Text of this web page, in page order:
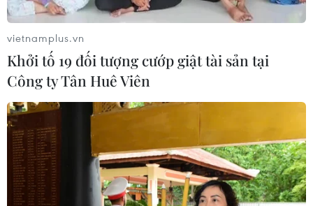
vietnamplus.vn
Khởi tố 19 đối tượng cướp giật tài sản tại
Công ty Tân Huê Viên